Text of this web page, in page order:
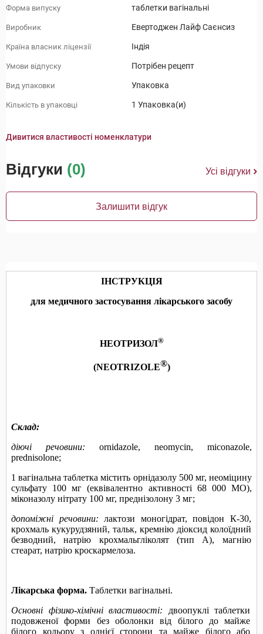
Форма випуску таблетки вагінальні
Виробник Евертоджен Лайф Саєнсиз
Країна власник ліцензії Індія
Умови відпуску Потрібен рецепт
Вид упаковки Упаковка
Кількість в упаковці 1 Упаковка(и)
Дивитися властивості номенклатури
Відгуки (0) Усі відгуки
Залишити відгук